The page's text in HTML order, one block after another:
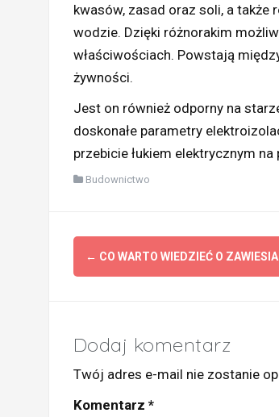
kwasów, zasad oraz soli, a także
wodzie. Dzięki różnorakim
właściwościach. Powstają
żywności.
Jest on również odporny na
doskonałe parametry
przebicie łukiem elektrycznym
Budownictwo
Zobacz
wpisy
← CO WARTO WIEDZIEĆ O
Dodaj komentarz
Twój adres e-mail nie zostanie
Komentarz *